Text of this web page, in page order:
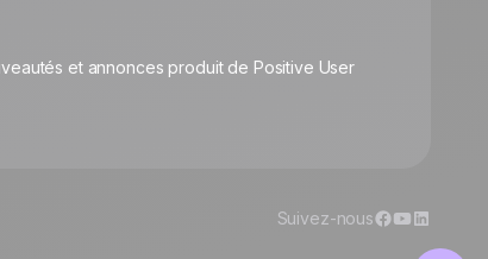
et annonces produit de Positive User
Suivez-nous